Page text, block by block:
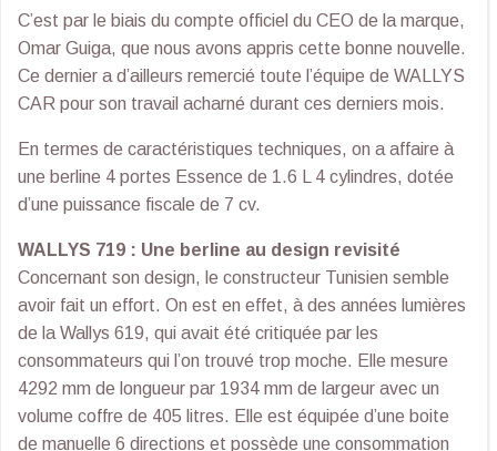
C’est par le biais du compte officiel du CEO de la marque,
Omar Guiga, que nous avons appris cette bonne nouvelle.
Ce dernier a d’ailleurs remercié toute l’équipe de WALLYS
CAR pour son travail acharné durant ces derniers mois.
En termes de caractéristiques techniques, on a affaire à
une berline 4 portes Essence de 1.6 L 4 cylindres, dotée
d’une puissance fiscale de 7 cv.
WALLYS 719 : Une berline au design revisité
Concernant son design, le constructeur Tunisien semble
avoir fait un effort. On est en effet, à des années lumières
de la Wallys 619, qui avait été critiquée par les
consommateurs qui l’on trouvé trop moche. Elle mesure
4292 mm de longueur par 1934 mm de largeur avec un
volume coffre de 405 litres. Elle est équipée d’une boite
de manuelle 6 directions et possède une consommation